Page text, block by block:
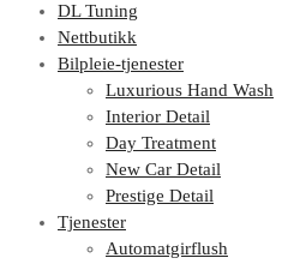
DL Tuning
Nettbutikk
Bilpleie-tjenester
Luxurious Hand Wash
Interior Detail
Day Treatment
New Car Detail
Prestige Detail
Tjenester
Automatgirflush